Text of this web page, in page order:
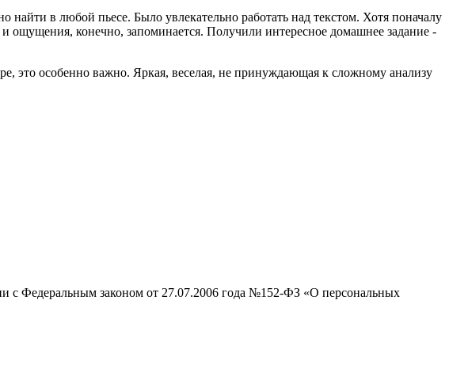
в любой пьесе. Было увлекательно работать над текстом. Хотя поначалу
ощущения, конечно, запоминается. Получили интересное домашнее задание -
это особенно важно. Яркая, веселая, не принуждающая к сложному анализу
с Федеральным законом от 27.07.2006 года №152-ФЗ «О персональных